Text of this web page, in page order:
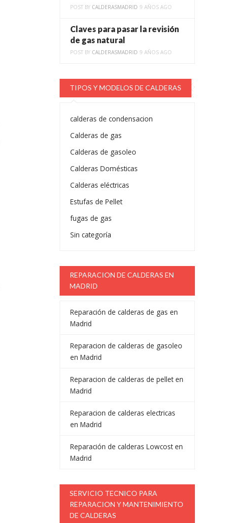
POST BY CALDERASMADRID 9 AÑOS AGO
Claves para pasar la revisión
de gas natural
POST BY CALDERASMADRID 9 AÑOS AGO
TIPOS Y MODELOS DE CALDERAS
calderas de condensacion
Calderas de gas
Calderas de gasoleo
Calderas Domésticas
Calderas eléctricas
Estufas de Pellet
fugas de gas
Sin categoría
REPARACION DE CALDERAS EN
MADRID
Reparación de calderas de gas en
Madrid
Reparacion de calderas de gasoleo
en Madrid
Reparacion de calderas de pellet en
Madrid
Reparacion de calderas electricas
en Madrid
Reparación de calderas Lowcost en
Madrid
SERVICIO TECNICO PARA
REPARACION Y MANTENIMIENTO
DE CALDERAS